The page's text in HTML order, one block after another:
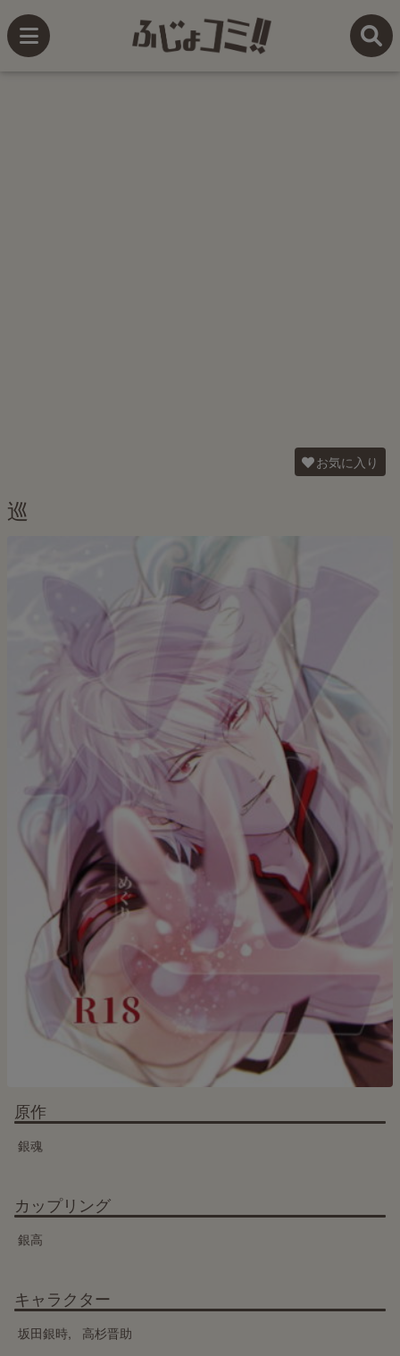
お気に入り
巡
原作
銀魂
カップリング
銀高
キャラクター
坂田銀時 高杉晋助